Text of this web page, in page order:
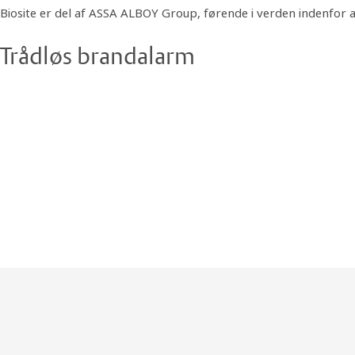
Biosite er del af ASSA ALBOY Group, førende i verden indenfor
Trådløs brandalarm